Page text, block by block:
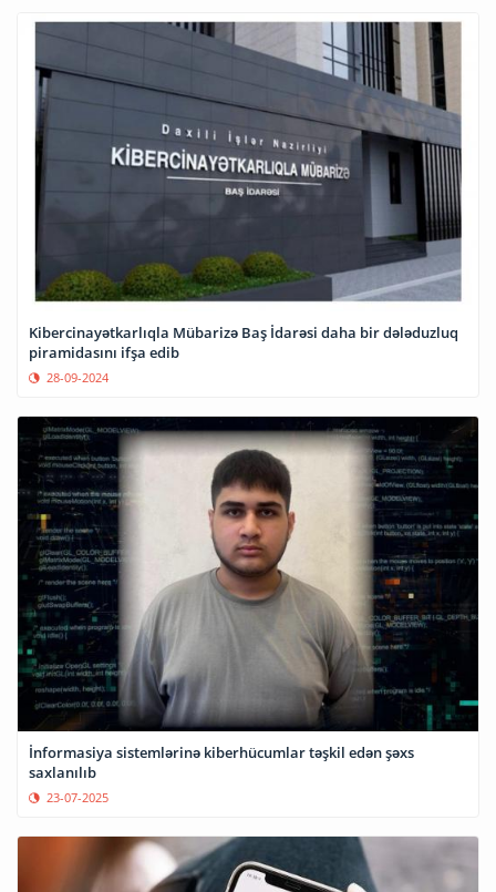
Kibercinayətkarlıqla Mübarizə Baş İdarəsi daha bir dələduzluq
piramidasını ifşa edib
28-09-2024
İnformasiya sistemlərinə kiberhücumlar təşkil edən şəxs
saxlanılıb
23-07-2025